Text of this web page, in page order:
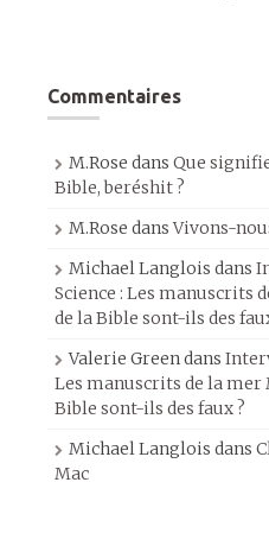
Commentaires
M.Rose dans Que
Bible, beréshit ?
M.Rose dansVivons-
Michael Langlois dans
Science : Les manuscrits
de la Bible sont-ils des
Valerie Greendans
Les manuscrits de la mer
Bible sont-ils des faux ?
Michael Langlois dans
Mac